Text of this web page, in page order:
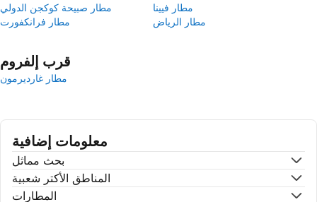
مطار صبيحة كوكجن الدولي
مطار فيينا
مطار فرانكفورت
مطار الرياض
قرب إلفروم
مطار غارديرمون
معلومات إضافية
بحث مماثل
المناطق الأكتر شعبية
المطارات